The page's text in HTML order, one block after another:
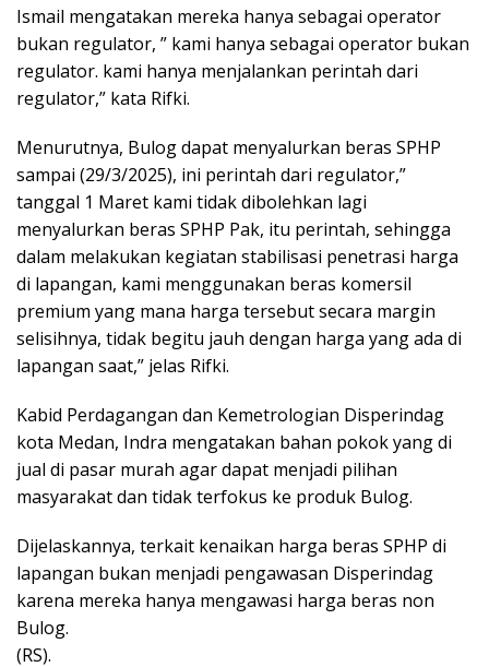
Ismail mengatakan mereka hanya sebagai operator
bukan regulator, ” kami hanya sebagai operator bukan
regulator. kami hanya menjalankan perintah dari
regulator,” kata Rifki.
Menurutnya, Bulog dapat menyalurkan beras SPHP
sampai (29/3/2025), ini perintah dari regulator,”
tanggal 1 Maret kami tidak dibolehkan lagi
menyalurkan beras SPHP Pak, itu perintah, sehingga
dalam melakukan kegiatan stabilisasi penetrasi harga
di lapangan, kami menggunakan beras komersil
premium yang mana harga tersebut secara margin
selisihnya, tidak begitu jauh dengan harga yang ada di
lapangan saat,” jelas Rifki.
Kabid Perdagangan dan Kemetrologian Disperindag
kota Medan, Indra mengatakan bahan pokok yang di
jual di pasar murah agar dapat menjadi pilihan
masyarakat dan tidak terfokus ke produk Bulog.
Dijelaskannya, terkait kenaikan harga beras SPHP di
lapangan bukan menjadi pengawasan Disperindag
karena mereka hanya mengawasi harga beras non
Bulog.
(RS).